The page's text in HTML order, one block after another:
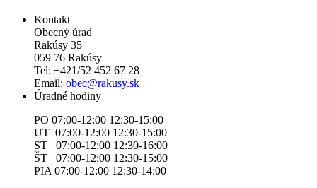
Kontakt
Obecný úrad
Rakúsy 35
059 76 Rakúsy
Tel: +421/52 452 67 28
Email: obec@rakusy.sk
Úradné hodiny
PO 07:00-12:00 12:30-15:00
UT 07:00-12:00 12:30-15:00
ST 07:00-12:00 12:30-16:00
ŠT 07:00-12:00 12:30-15:00
PIA 07:00-12:00 12:30-14:00